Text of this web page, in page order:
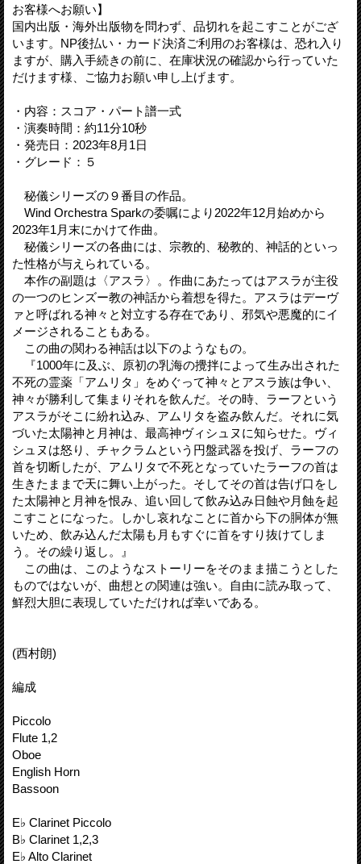
お客様へお願い】
国内出版・海外出版物を問わず、品切れを起こすことがござ
います。NP後払い・カード決済ご利用のお客様は、恐れ入り
ますが、購入手続きの前に、在庫状況の確認から行っていた
だけます様、ご協力お願い申し上げます。
・内容：スコア・パート譜一式
・演奏時間：約11分10秒
・発売日：2023年8月1日
・グレード：５
秘儀シリーズの９番目の作品。
Wind Orchestra Sparkの委嘱により2022年12月始めから
2023年1月末にかけて作曲。
秘儀シリーズの各曲には、宗教的、秘教的、神話的といっ
た性格が与えられている。
本作の副題は〈アスラ〉。作曲にあたってはアスラが主役
の一つのヒンズー教の神話から着想を得た。アスラはデーヴ
ァと呼ばれる神々と対立する存在であり、邪気や悪魔的にイ
メージされることもある。
この曲の関わる神話は以下のようなもの。
『1000年に及ぶ、原初の乳海の攪拌によって生み出された
不死の霊薬「アムリタ」をめぐって神々とアスラ族は争い、
神々が勝利して集まりそれを飲んだ。その時、ラーフという
アスラがそこに紛れ込み、アムリタを盗み飲んだ。それに気
づいた太陽神と月神は、最高神ヴィシュヌに知らせた。ヴィ
シュヌは怒り、チャクラムという円盤武器を投げ、ラーフの
首を切断したが、アムリタで不死となっていたラーフの首は
生きたままで天に舞い上がった。そしてその首は告げ口をし
た太陽神と月神を恨み、追い回して飲み込み日蝕や月蝕を起
こすことになった。しかし哀れなことに首から下の胴体が無
いため、飲み込んだ太陽も月もすぐに首をすり抜けてしま
う。その繰り返し。』
この曲は、このようなストーリーをそのまま描こうとした
ものではないが、曲想との関連は強い。自由に読み取って、
鮮烈大胆に表現していただければ幸いである。
(西村朗)
編成
Piccolo
Flute 1,2
Oboe
English Horn
Bassoon
E♭ Clarinet Piccolo
B♭ Clarinet 1,2,3
E♭ Alto Clarinet